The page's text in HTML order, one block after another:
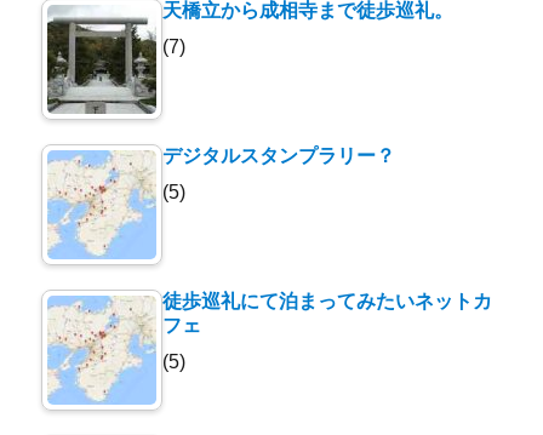
天橋立から成相寺まで徒歩巡礼。
(7)
デジタルスタンプラリー？
(5)
徒歩巡礼にて泊まってみたいネットカ
フェ
(5)